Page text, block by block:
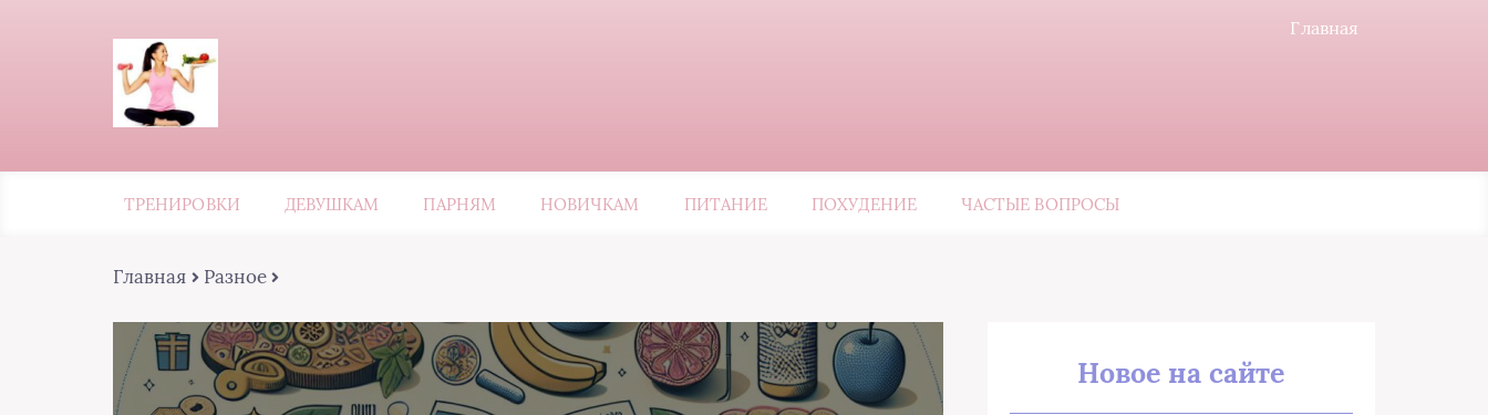
Главная
ТРЕНИРОВКИ ДЕВУШКАМ ПАРНЯМ НОВИЧКАМ ПИТАНИЕ ПОХУДЕНИЕ ЧАСТЫЕ ВОПРОСЫ
Главная Разное
Новое на сайте